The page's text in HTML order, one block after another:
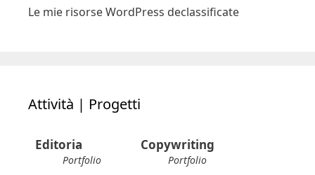
Le mie risorse WordPress declassificate
Attività | Progetti
Editoria
Portfolio
Copywriting
Portfolio